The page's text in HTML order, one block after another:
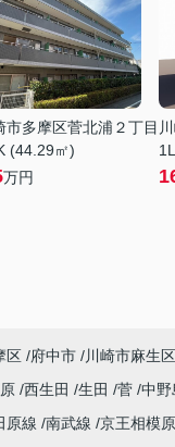
市多摩区菅北浦２丁目
(44.29㎡)
万円
区 府中市 川崎市麻生区
西生田 生田 菅 中野
原線 南武線 京王相模